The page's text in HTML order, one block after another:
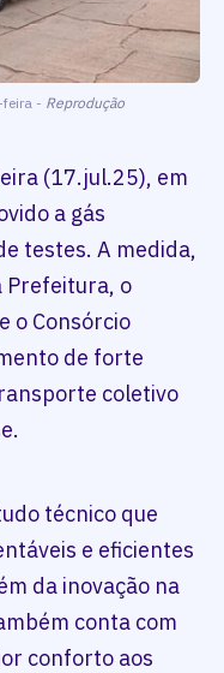
- Reprodução
(17.jul.25), em
a gás
testes. A medida,
Prefeitura, o
o Consórcio
de forte
coletivo
técnico que
e eficientes
da inovação na
conta com
conforto aos